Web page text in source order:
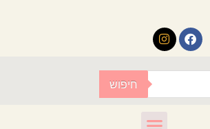
חיפוש